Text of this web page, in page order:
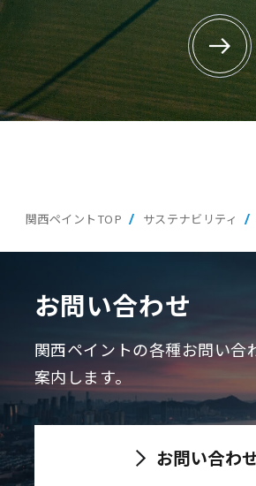
関西ペイントTOP サステナビリティ
お問い合わせ
関西ペイントの各種お問い合
案内します。
お問い合わ